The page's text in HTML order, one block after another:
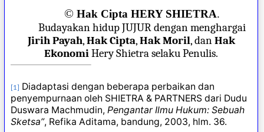
©Hak Cipta HERY SHIETRA.
Budayakan hidup JUJUR dengan menghargai
Jirih Payah,Hak Cipta,Hak Moril, danHak
EkonomiHery Shietra selaku Penulis.
[1]
Diadaptasi dengan beberapa perbaikan dan
penyempurnaan oleh SHIETRA & PARTNERS dari Dudu
Duswara Machmudin,Pengantar Ilmu Hukum: Sebuah
Sketsa”, Refika Aditama, bandung, 2003, hlm. 36.